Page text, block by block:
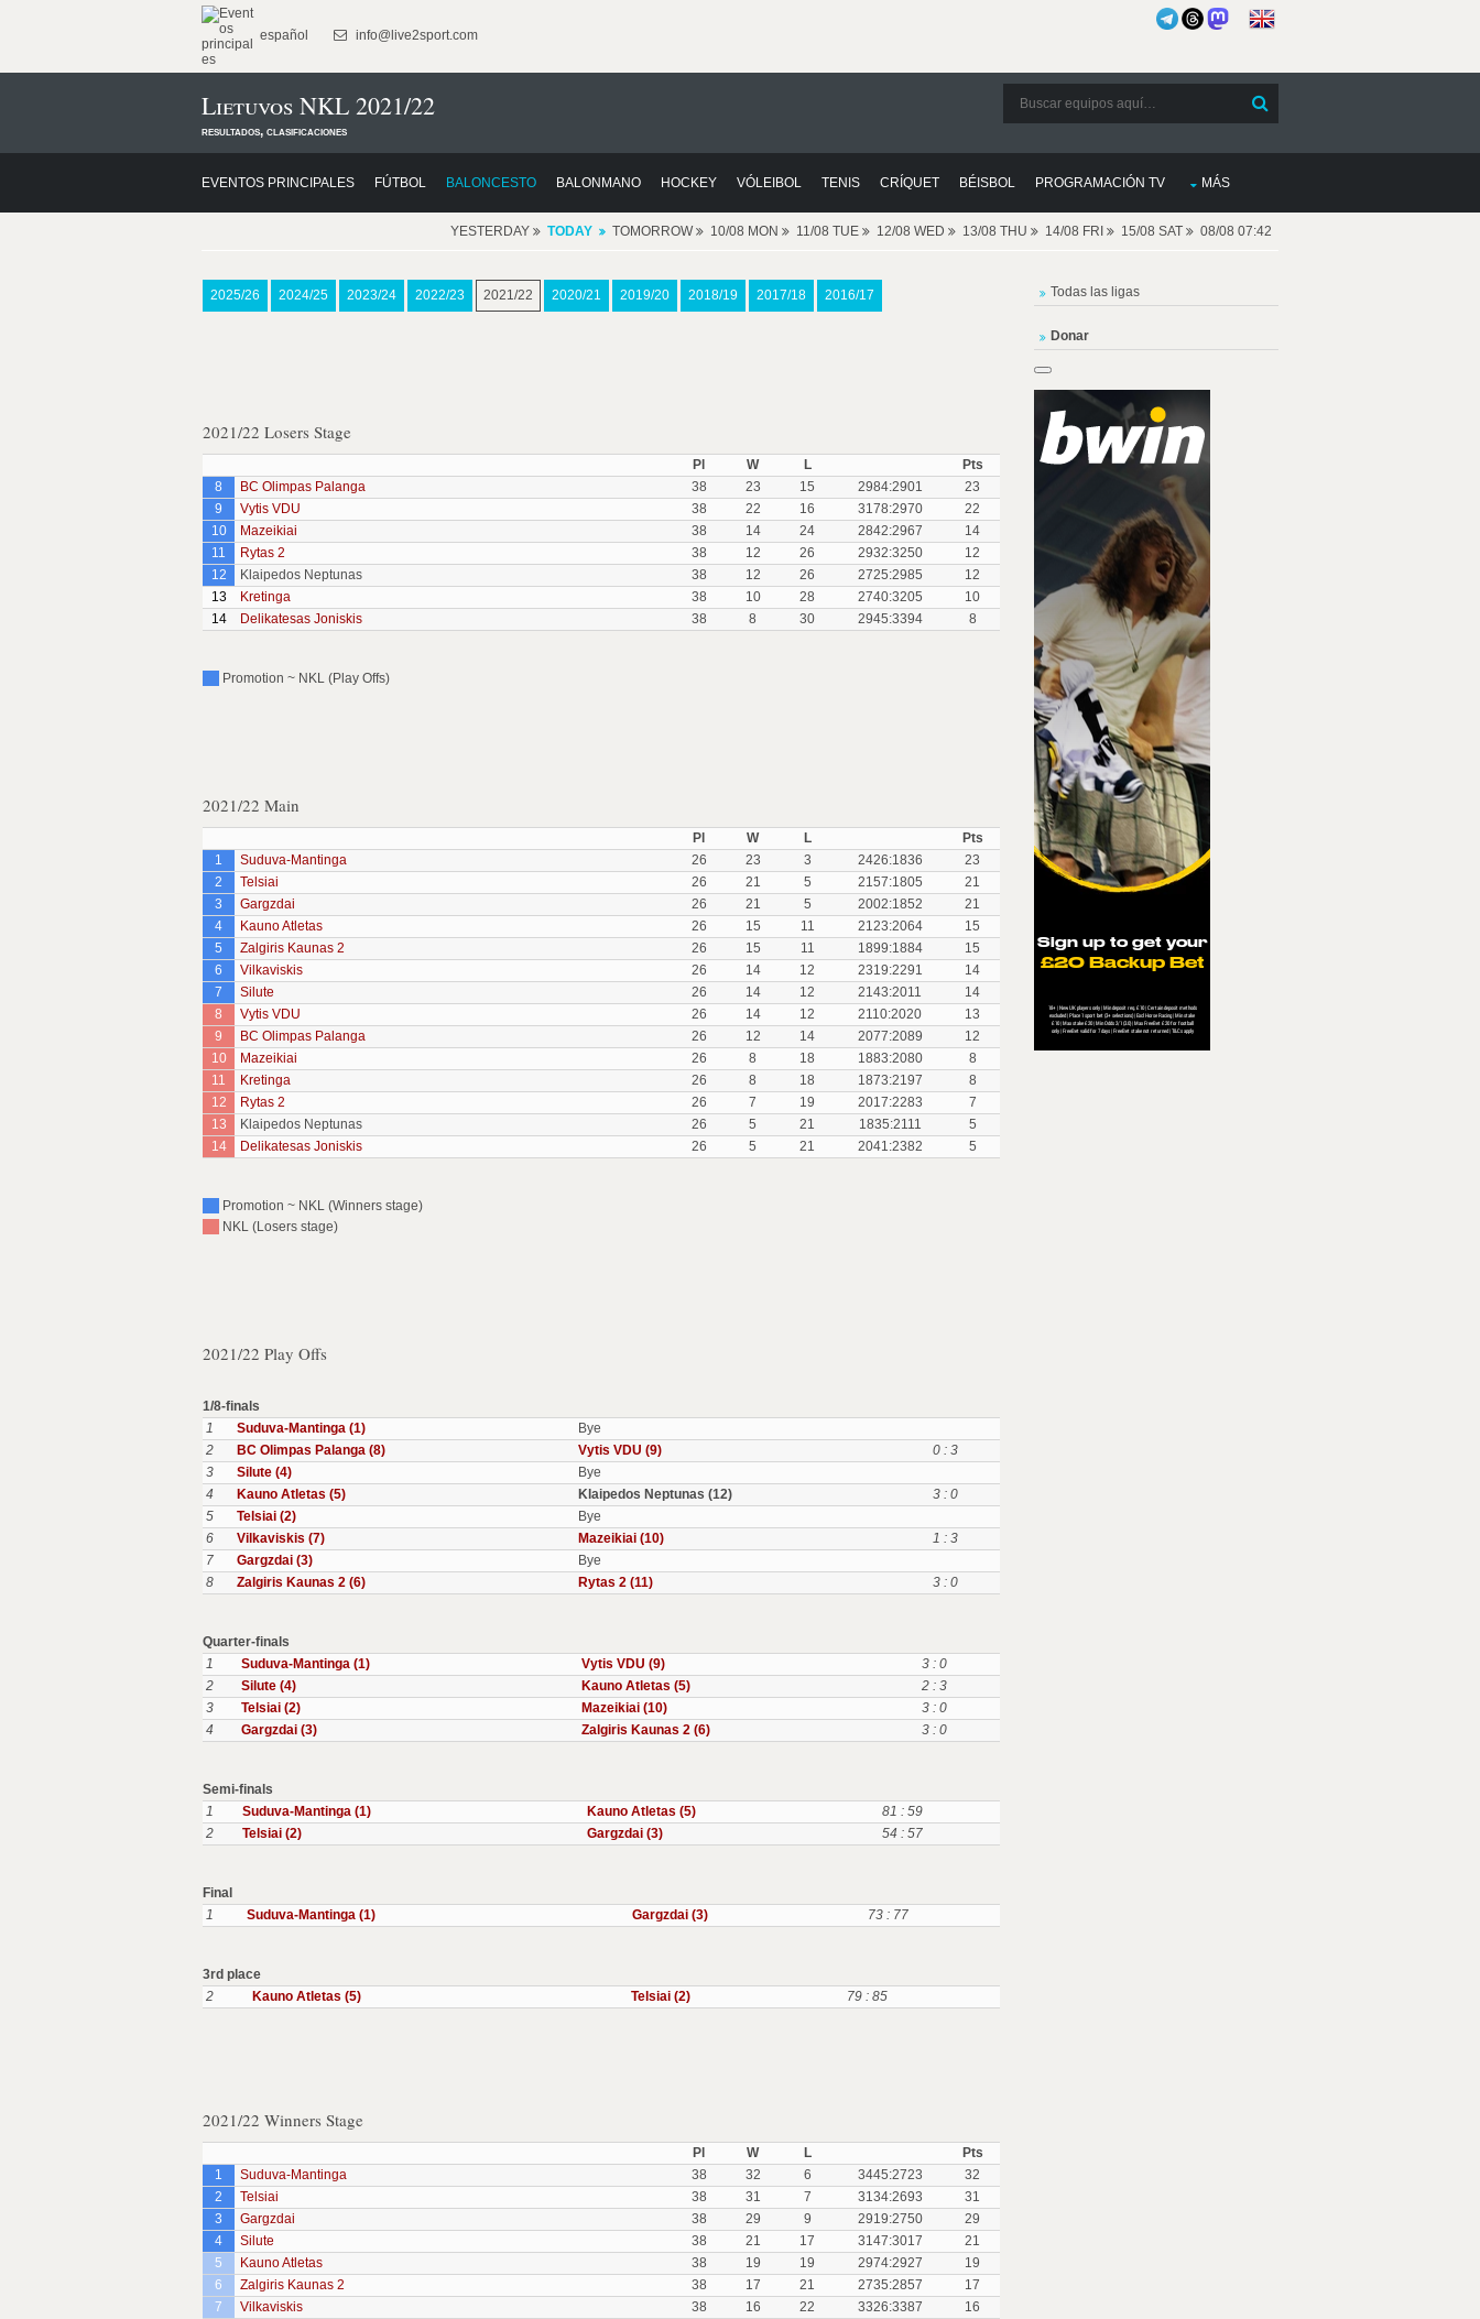
español info@live2sport.com
Lietuvos NKL 2021/22
resultados, clasificaciones
EVENTOS PRINCIPALES FÚTBOL BALONCESTO BALONMANO HOCKEY VÓLEIBOL TENIS CRÍQUET BÉISBOL PROGRAMACIÓN TV MÁS
YESTERDAY TODAY TOMORROW 10/08 MON 11/08 TUE 12/08 WED 13/08 THU 14/08 FRI 15/08 SAT 08/08 07:42
2025/26 2024/25 2023/24 2022/23 2021/22 2020/21 2019/20 2018/19 2017/18 2016/17
2021/22 Losers Stage
Pl W L
Pts
8
BC Olimpas Palanga 38 23 15 2984:2901
23
9
Vytis VDU 38 22 16 3178:2970
22
10
Mazeikiai 38 14 24 2842:2967
14
11
Rytas 2 38 12 26 2932:3250
12
12
Klaipedos Neptunas 38 12 26 2725:2985
12
13
Kretinga 38 10 28 2740:3205
10
14
Delikatesas Joniskis 38 8 30 2945:3394 8
Promotion ~ NKL (Play Offs)
2021/22 Main
Pl W L
Pts
1
Suduva-Mantinga 26 23 3 2426:1836
23
2
Telsiai 26 21 5 2157:1805
21
3
Gargzdai 26 21 5 2002:1852
21
4
Kauno Atletas 26 15 11 2123:2064
15
5
Zalgiris Kaunas 2 26 15 11 1899:1884
15
6
Vilkaviskis 26 14 12 2319:2291
14
7
Silute 26 14 12 2143:2011
14
8
Vytis VDU 26 14 12 2110:2020
13
9
BC Olimpas Palanga 26 12 14 2077:2089
12
10
Mazeikiai 26 8 18 1883:2080
8
11
Kretinga 26 8 18 1873:2197
8
12
Rytas 2 26 7 19 2017:2283
7
13
Klaipedos Neptunas 26 5 21 1835:2111
5
14
Delikatesas Joniskis 26 5 21 2041:2382 5
Promotion ~ NKL (Winners stage)
NKL (Losers stage)
2021/22 Play Offs
1/8-finals
1
Suduva-Mantinga (1)
Bye
2
BC Olimpas Palanga (8) Vytis VDU (9)
0 : 3
3
Silute (4)
Bye
4
Kauno Atletas (5) Klaipedos Neptunas (12)
3 : 0
5
Telsiai (2)
Bye
6
Vilkaviskis (7) Mazeikiai (10)
1 : 3
7
Gargzdai (3)
Bye
8
Zalgiris Kaunas 2 (6) Rytas 2 (11) 3 : 0
Quarter-finals
1
Suduva-Mantinga (1) Vytis VDU (9)
3 : 0
2
Silute (4) Kauno Atletas (5)
2 : 3
3
Telsiai (2) Mazeikiai (10)
3 : 0
4
Gargzdai (3) Zalgiris Kaunas 2 (6) 3 : 0
Semi-finals
1
Suduva-Mantinga (1) Kauno Atletas (5)
81 : 59
2
Telsiai (2) Gargzdai (3) 54 : 57
Final
1
Suduva-Mantinga (1) Gargzdai (3) 73 : 77
3rd place
2
Kauno Atletas (5) Telsiai (2) 79 : 85
2021/22 Winners Stage
Pl W L
Pts
1
Suduva-Mantinga 38 32 6 3445:2723
32
2
Telsiai 38 31 7 3134:2693
31
3
Gargzdai 38 29 9 2919:2750
29
4
Silute 38 21 17 3147:3017
21
5
Kauno Atletas 38 19 19 2974:2927
19
6
Zalgiris Kaunas 2 38 17 21 2735:2857
17
7
Vilkaviskis 38 16 22 3326:3387 16
Todas las ligas
Donar